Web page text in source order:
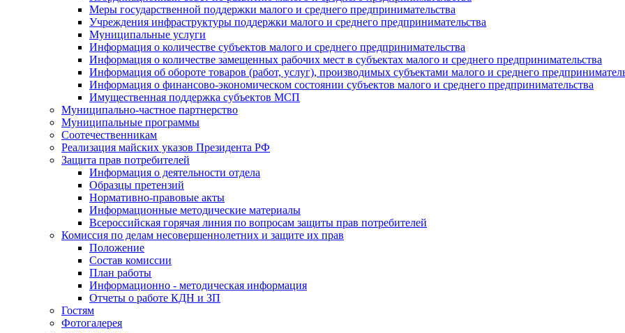
Меры государственной поддержки малого и среднего предпринимательства
Учреждения инфраструктуры поддержки малого и среднего предпринимательства
Муниципальные услуги
Информация о количестве субъектов малого и среднего предпринимательства
Информация о количестве замещенных рабочих мест в субъектах малого и среднего предпринимательства
Информация об обороте товаров (работ, услуг), производимых субъектами малого и среднего
Информация о финансово-экономическом состоянии субъектов малого и среднего предпринимательства
Имущественная поддержка субъектов МСП
Муниципально-частное партнерство
Муниципальные программы
Соотечественникам
Реализация майских указов Президента РФ
Защита прав потребителей
Информация о деятельности отдела
Образцы претензий
Нормативно-правовые акты
Информационные методические материалы
Всероссийская горячая линия по вопросам защиты прав потребителей
Комиссия по делам несовершеннолетних и защите их прав
Положение
Состав комиссии
План работы
Информационно - методическая информация
Отчеты о работе КДН и ЗП
Гостям
Фотогалерея